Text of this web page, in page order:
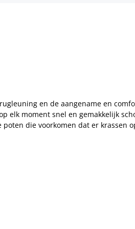
en de aangename en
elk moment snel en gemakkelijk
die voorkomen dat er krassen